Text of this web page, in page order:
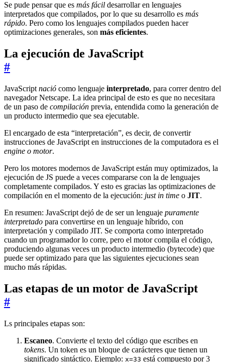
Se pude pensar que es más fácil desarrollar en lenguajes
interpretados que compilados, por lo que su desarrollo es más
rápido. Pero como los lenguajes compilados pueden hacer
optimizaciones generales, son más eficientes.
La ejecución de JavaScript
#
JavaScript nació como lenguaje interpretado, para correr dentro del
navegador Netscape. La idea principal de esto es que no necesitara
de un paso de compilación previa, entendida como la generación de
un producto intermedio que sea ejecutable.
El encargado de esta “interpretación”, es decir, de convertir
instrucciones de JavaScript en instrucciones de la computadora es el
engine o motor.
Pero los motores modernos de JavaScript están muy optimizados, la
ejecución de JS puede a veces compararse con la de lenguajes
completamente compilados. Y esto es gracias las optimizaciones de
compilación en el momento de la ejecución: just in time o JIT.
En resumen: JavaScript dejó de de ser un lenguaje puramente
interpretado para convertirse en un lenguaje híbrido, con
interpretación y compilado JIT. Se comporta como interpretado
cuando un programador lo corre, pero el motor compila el código,
produciendo algunas veces un producto intermedio (bytecode) que
puede ser optimizado para que las siguientes ejecuciones sean
mucho más rápidas.
Las etapas de un motor de JavaScript
#
Ls principales etapas son:
Escaneo. Convierte el texto del código que escribes en
tokens. Un token es un bloque de carácteres que tienen un
significado sintáctico. Ejemplo: x=33 está compuesto por 3